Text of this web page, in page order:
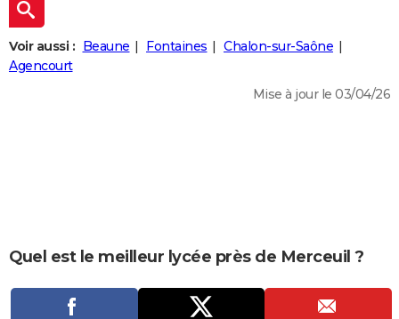
Guides de France
Escapades
Patrimoine
Expositions
Musées
Week-end nature
+
LIFESTYLE
Art de vivre
Bien-être
Loisirs
Mode
Modes de vie
+SANTE
Dictionnaire
Biographies
Expressions
Proverbes
Voir aussi : Beaune Fontaines
Chalon-sur-Saône
Agencourt
Mise à jour le 03/04/26
Quel est le meilleur lycée près de Merceuil ?